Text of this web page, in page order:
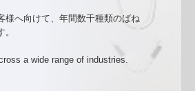
様へ向けて、年間数千種類のばね
a wide range of industries.